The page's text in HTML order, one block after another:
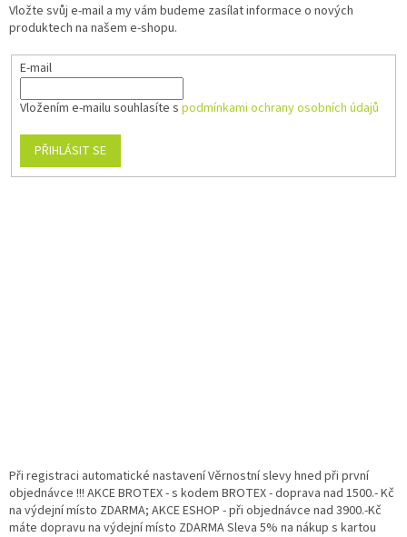
Vložte svůj e-mail a my vám budeme zasílat informace o nových
produktech na našem e-shopu.
E-mail
Vložením e-mailu souhlasíte s podmínkami ochrany osobních údajů
PŘIHLÁSIT SE
Při registraci automatické nastavení Věrnostní slevy hned při první
objednávce !!! AKCE BROTEX - s kodem BROTEX - doprava nad 1500.- Kč
na výdejní místo ZDARMA; AKCE ESHOP - při objednávce nad 3900.-Kč
máte dopravu na výdejní místo ZDARMA Sleva 5% na nákup s kartou